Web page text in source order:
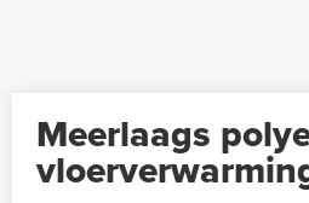
Meerlaags